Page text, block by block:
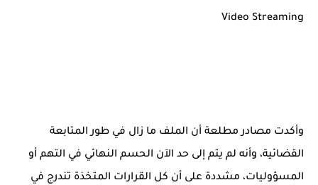
Video Streaming
وأكدت مصادر مطلعة أن الملف ما زال في طور المتابعة
القضائية، وأنه لم يتم إلى حد الآن الحسم النهائي في التهم أو
المسؤوليات، مشددة على أن كل القرارات المتخذة تندرج في